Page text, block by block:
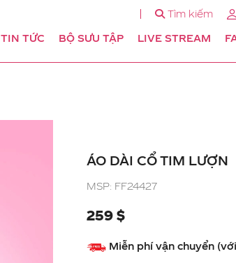
Tìm kiếm
TIN TỨC BỘ SƯU TẬP LIVE STREAM
ÁO DÀI CỔ TIM LƯỢN
MSP: FF24427
259 $
Miễn phí vận chuyển